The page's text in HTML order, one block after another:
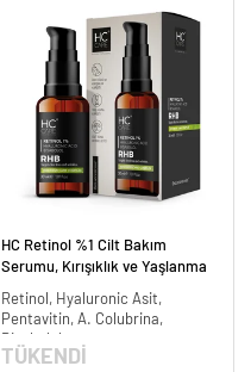
HC Retinol %1 Cilt Bakım
Serumu, Kırışıklık ve Yaşlanma
Retinol, Hyaluronic Asit,
Pentavitin, A. Colubrina,
TÜKENDİ